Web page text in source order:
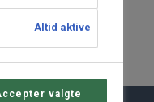
Altid aktive
valgte